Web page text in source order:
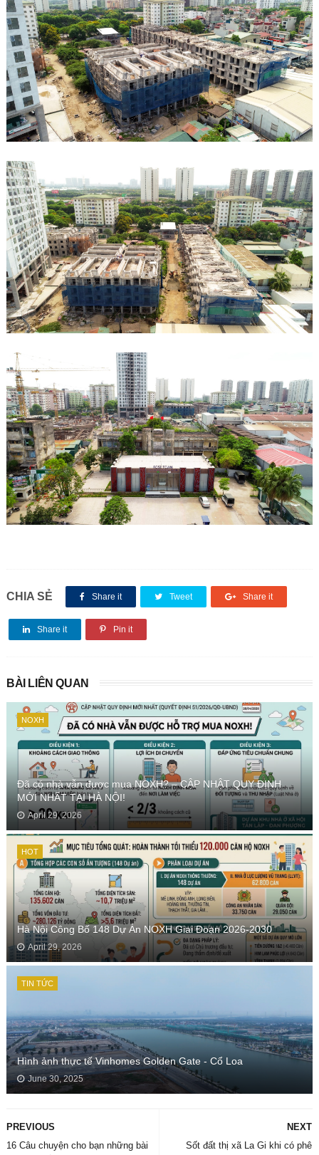
CHIA SẺ Share it Tweet Share it
Share it Pin it
BÀI LIÊN QUAN
NOXH
Đã có nhà vẫn được mua NOXH? – CẬP NHẬT QUY ĐỊNH
MỚI NHẤT TẠI HÀ NỘI!
April 29, 2026
HOT
Hà Nội Công Bố 148 Dự Án NOXH Giai Đoạn 2026-2030
April 29, 2026
TIN TỨC
Hình ảnh thực tế Vinhomes Golden Gate - Cổ Loa
June 30, 2025
NEXT
Sốt đất thị xã La Gi khi có phê
PREVIOUS
16 Câu chuyện cho bạn những bài